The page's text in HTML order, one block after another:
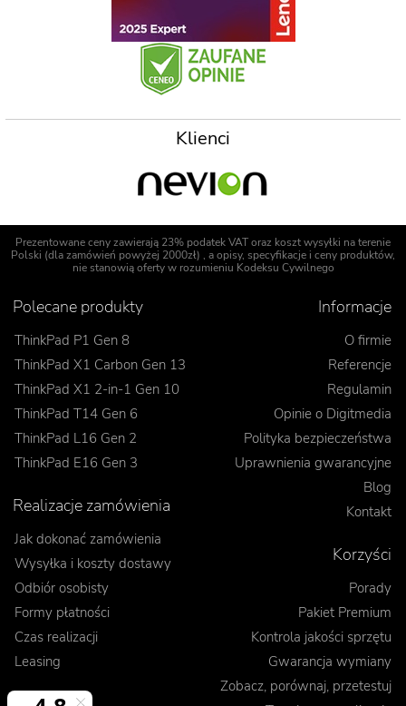
Klienci
Prezentowane ceny zawierają 23% podatek VAT oraz koszt wysyłki na terenie
Polski (dla zamówień powyżej 2000zł) , a opisy, specyfikacje i ceny produktów,
nie stanowią oferty w rozumieniu Kodeksu Cywilnego
Polecane produkty
ThinkPad P1 Gen 8
ThinkPad X1 Carbon Gen 13
ThinkPad X1 2-in-1 Gen 10
ThinkPad T14 Gen 6
ThinkPad L16 Gen 2
ThinkPad E16 Gen 3
Informacje
O firmie
Referencje
Regulamin
Opinie o Digitmedia
Polityka bezpieczeństwa
Uprawnienia gwarancyjne
Blog
Kontakt
Realizacje zamówienia
Jak dokonać zamówienia
Wysyłka i koszty dostawy
Odbiór osobisty
Formy płatności
Czas realizacji
Leasing
Korzyści
Porady
Pakiet Premium
Kontrola jakości sprzętu
Gwarancja wymiany
Zobacz, porównaj, przetestuj